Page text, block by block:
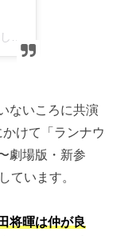
ないころに共演
けて「ランナウ
劇場版・新参
ています。
将暉は仲が良